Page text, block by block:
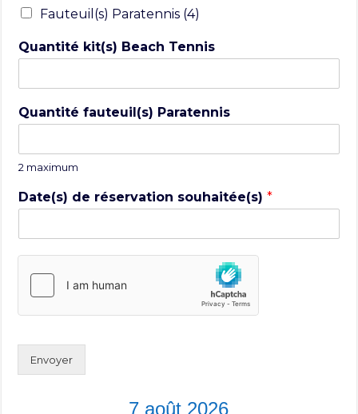
Fauteuil(s) Paratennis (4)
Quantité kit(s) Beach Tennis
Quantité fauteuil(s) Paratennis
2 maximum
Date(s) de réservation souhaitée(s)*
Envoyer
7 août 2026